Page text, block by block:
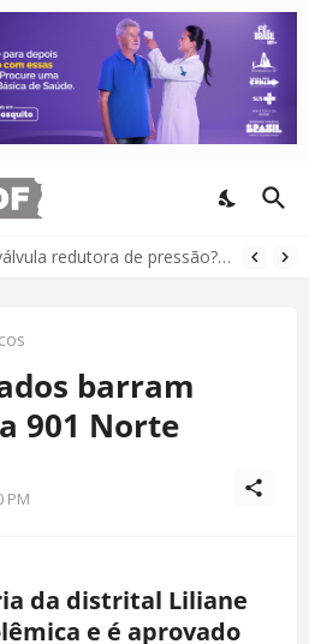
Seu condomínio possui válvula redutora de pressão? Saiba como cuidar deste equipamento
barram
901 Norte
PM
da distrital Liliane
e é aprovado